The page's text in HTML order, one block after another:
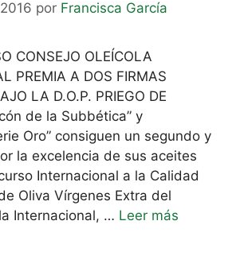
por Francisca García
CONSEJO OLEÍCOLA
PREMIA A DOS FIRMAS
LA D.O.P. PRIEGO DE
de la Subbética” y
Oro” consiguen un segundo y
la excelencia de sus aceites
Internacional a la Calidad
Oliva Vírgenes Extra del
Internacional, … Leer más